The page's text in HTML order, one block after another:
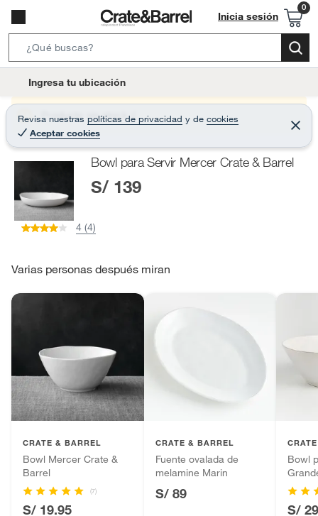
Inicia sesión
e
r
c
B
t
o
Ingresa tu ubicación
Revisa nuestras políticas de privacidad y de cookies
Aceptar cookies
C
e
r
Producto sin stock :(
Bowl para Servir Mercer Crate & Barrel
S/ 139
4 (4)
Varias personas después miran
CRATE & BARREL
Bowl Mercer Crate &
Barrel
(7)
S/ 19.95
CRATE & BARREL
Fuente ovalada de
melamine Marin
S/ 89
Bowl
S/